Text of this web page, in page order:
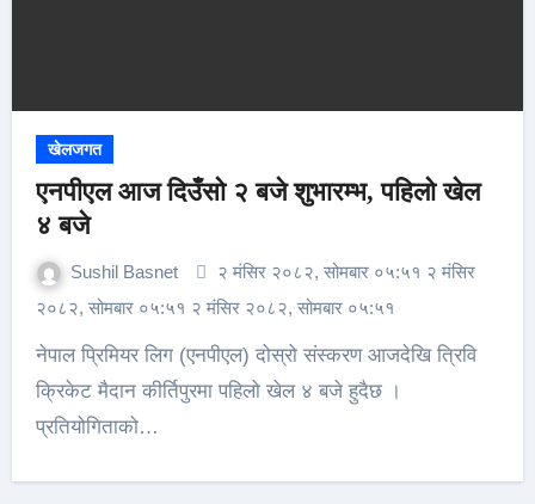
खेलजगत
एनपीएल आज दिउँसो २ बजे शुभारम्भ, पहिलो खेल
४ बजे
Sushil Basnet
२ मंसिर २०८२, सोमबार ०५:५१ २ मंसिर
२०८२, सोमबार ०५:५१ २ मंसिर २०८२, सोमबार ०५:५१
नेपाल प्रिमियर लिग (एनपीएल) दोस्रो संस्करण आजदेखि त्रिवि
क्रिकेट मैदान कीर्तिपुरमा पहिलो खेल ४ बजे हुदैछ ।
प्रतियोगिताको…